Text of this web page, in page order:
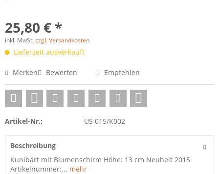
25,80 € *
inkl. MwSt.zzgl. Versandkosten
Lieferzeit ausverkauft
Merken Bewerten Empfehlen
Artikel-Nr.: US 015/K002
Beschreibung
Kunibärt mit Blumenschirm Höhe: 13 cm Neuheit 2015
Artikelnummer:... mehr